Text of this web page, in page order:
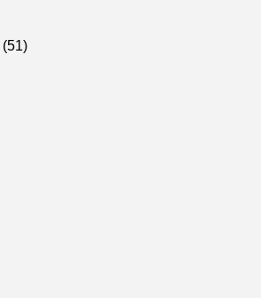
(51)